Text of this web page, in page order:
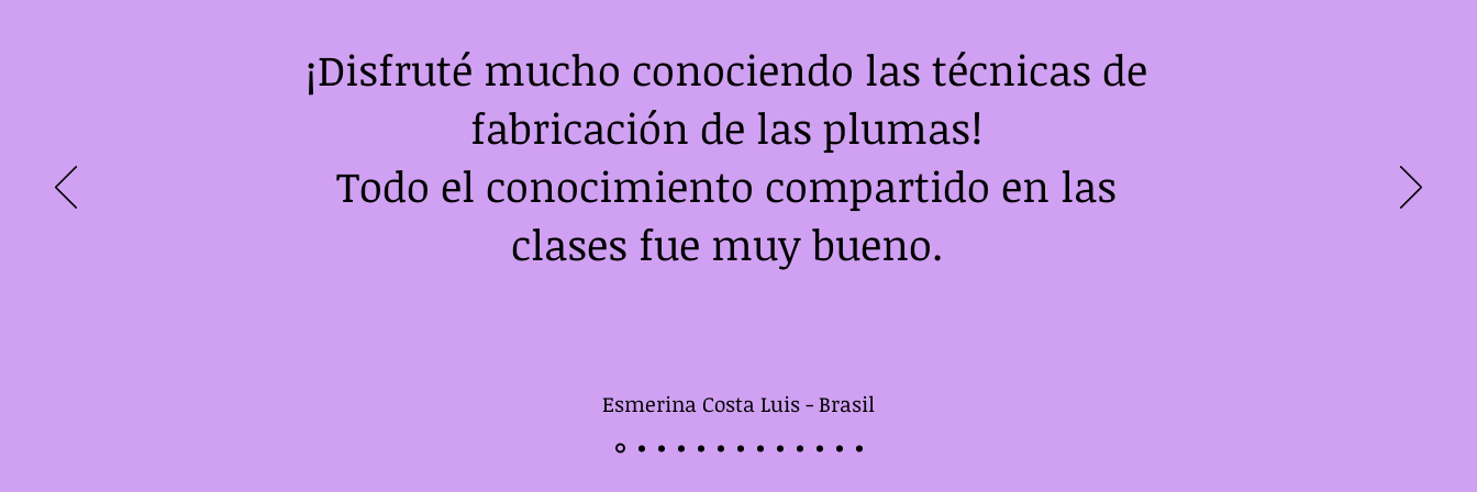
¡Disfruté mucho conociendo las técnicas de
fabricación de las plumas!
Todo el conocimiento compartido en las
clases fue muy bueno.
Esmerina Costa Luis - Brasil